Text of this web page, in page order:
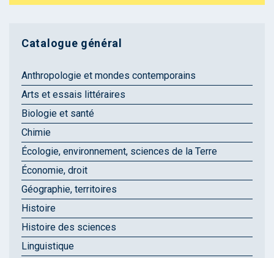
Catalogue général
Anthropologie et mondes contemporains
Arts et essais littéraires
Biologie et santé
Chimie
Écologie, environnement, sciences de la Terre
Économie, droit
Géographie, territoires
Histoire
Histoire des sciences
Linguistique